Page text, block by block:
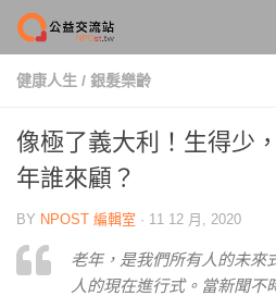
Skip to content
健康人生 / 銀髮樂齡
像極了義大利！生得少
年誰來顧？
BY NPOST 編輯室 · 11 12 月, 2020
老年，是我們所有人的未來
人的現在進行式。當新聞不